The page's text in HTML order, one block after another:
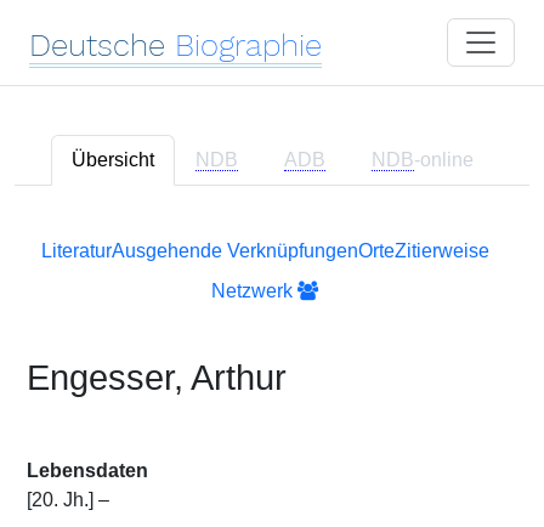
Deutsche Biographie
Übersicht NDB ADB NDB-online
LiteraturAusgehende VerknüpfungenOrteZitierweise
Netzwerk
Engesser, Arthur
Lebensdaten
[20. Jh.] –